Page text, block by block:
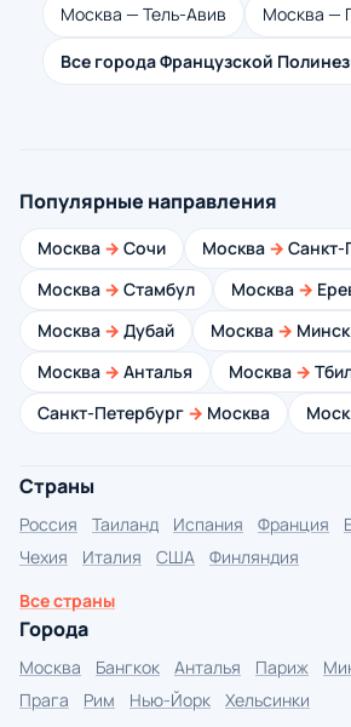
Москва — Тель-Авив Москва —
Все города Французской
Популярные направления
Москва → Сочи Москва → Санкт-
Москва → Стамбул Москва →
Москва → Дубай Москва → Минск
Москва → Анталья Москва →
Санкт-Петербург → Москва
Страны
Россия Таиланд Испания Франция
Чехия
Италия США
Финляндия
Все страны
Города
Москва Бангкок Анталья Париж
Прага
Рим Нью-Йорк
Хельсинки